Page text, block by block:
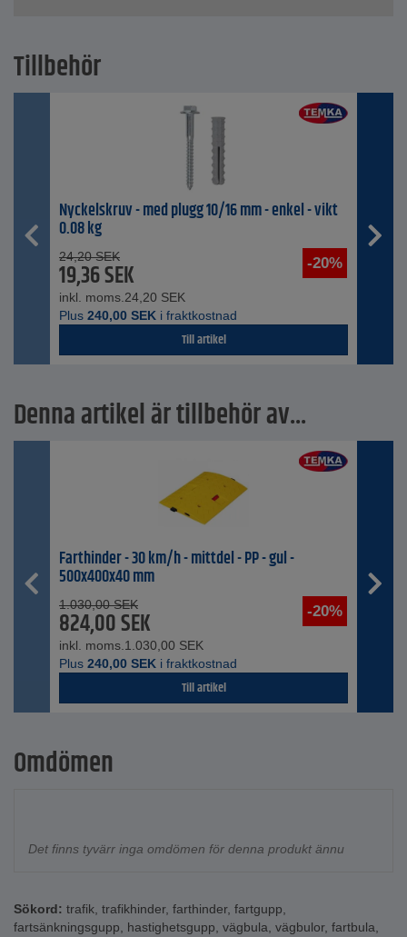
Tillbehör
Nyckelskruv - med plugg 10/16 mm - enkel - vikt
0.08 kg
-20%
24,20 SEK
19,36SEK
inkl. moms.24,20 SEK
Plus 240,00 SEK i fraktkostnad
Till artikel
Denna artikel är tillbehör av...
Farthinder - 30 km/h - mittdel - PP - gul -
500x400x40 mm
-20%
1.030,00 SEK
824,00SEK
inkl. moms.1.030,00 SEK
Plus 240,00 SEK i fraktkostnad
Till artikel
Omdömen
Det finns tyvärr inga omdömen för denna produkt ännu
Sökord: trafik, trafikhinder, farthinder, fartgupp,
fartsänkningsgupp, hastighetsgupp, vägbula, vägbulor, fartbula,